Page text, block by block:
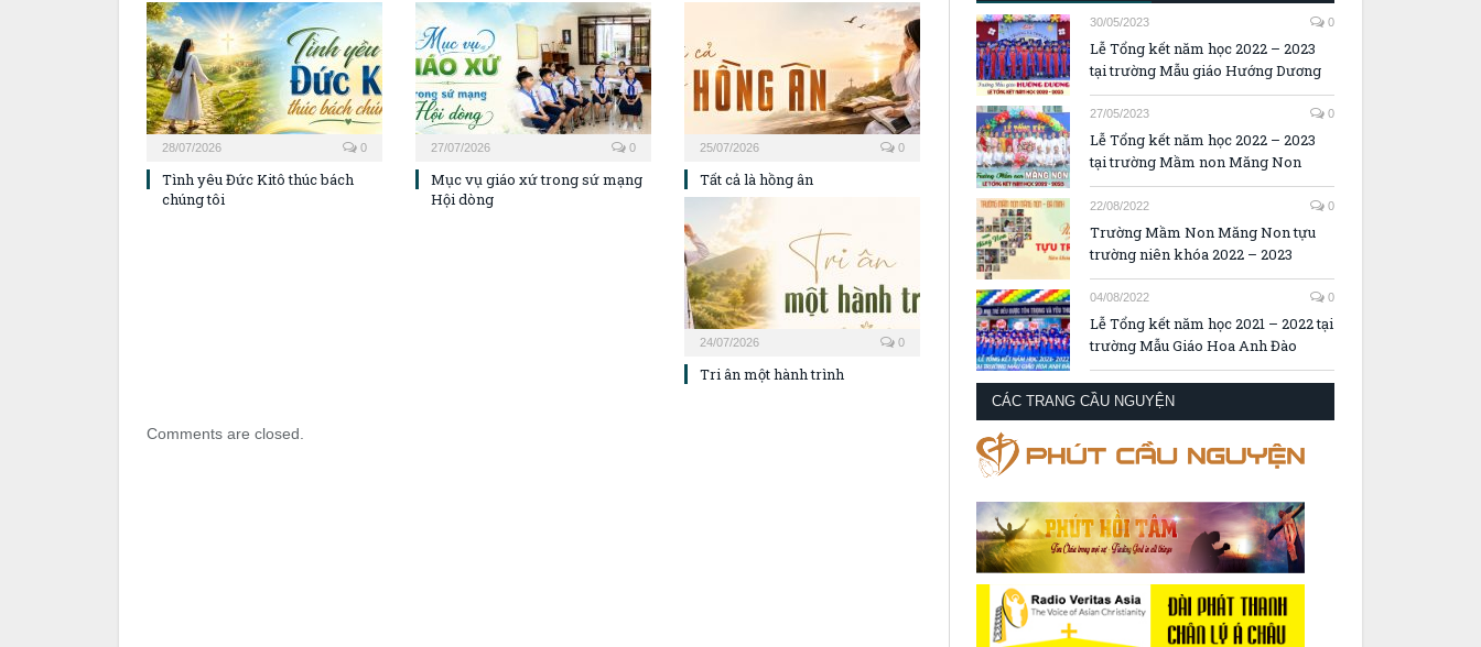
28/07/2026 0
Tình yêu Đức Kitô thúc bách
chúng tôi
27/07/2026 0
Mục vụ giáo xứ trong sứ mạng
Hội dòng
25/07/2026 0
Tất cả là hồng ân
24/07/2026 0
Tri ân một hành trình
Comments are closed.
30/05/2023 0
Lễ Tổng kết năm học 2022 – 2023
tại trường Mẫu giáo Hướng Dương
27/05/2023 0
Lễ Tổng kết năm học 2022 – 2023
tại trường Mầm non Măng Non
22/08/2022 0
Trường Mầm Non Măng Non tựu
trường niên khóa 2022 – 2023
04/08/2022 0
Lễ Tổng kết năm học 2021 – 2022 tại
trường Mẫu Giáo Hoa Anh Đào
CÁC TRANG CẦU NGUYỆN